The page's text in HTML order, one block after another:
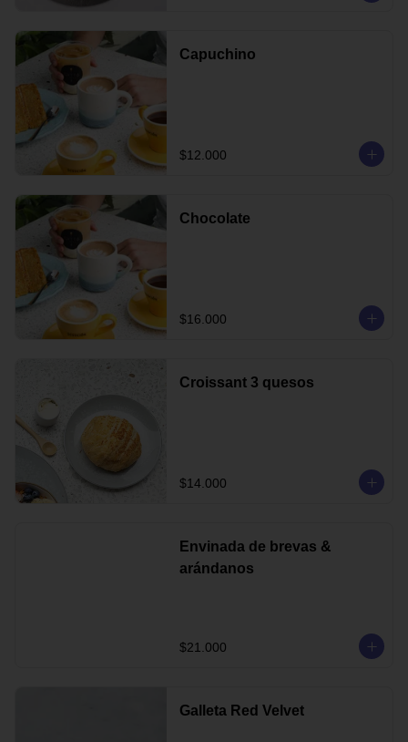
Capuchino
$12.000
Chocolate
$16.000
Croissant 3 quesos
$14.000
Envinada de brevas &
arándanos
$21.000
Galleta Red Velvet